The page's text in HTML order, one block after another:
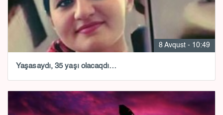
8 Avqust - 10:49
Yaşasaydı, 35 yaşı olacaqdı…